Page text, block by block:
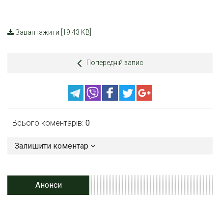
Завантажити [19.43 KB]
Попередній запис
Всього коментарів: 0
Залишити коментар
Анонси